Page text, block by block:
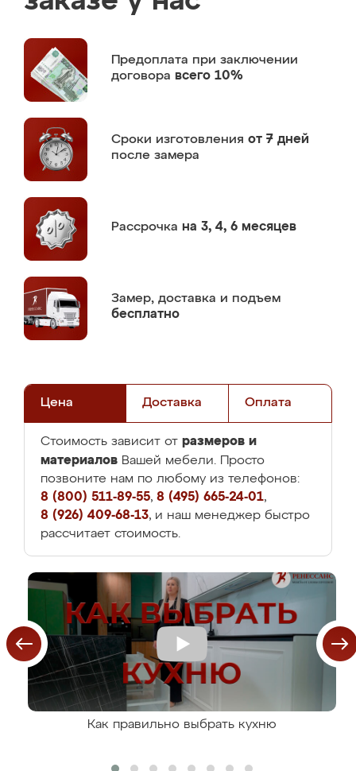
Предоплата при заключении
договора всего 10%
Сроки изготовления от 7 дней
после замера
Рассрочка на 3, 4, 6 месяцев
Замер, доставка и подъем
бесплатно
Цена Доставка Оплата
Стоимость зависит от размеров и
материалов Вашей мебели. Просто
позвоните нам по любому из телефонов:
8 (800) 511-89-55, 8 (495) 665-24-01,
8 (926) 409-68-13, и наш менеджер быстро
рассчитает стоимость.
Как правильно выбрать кухню